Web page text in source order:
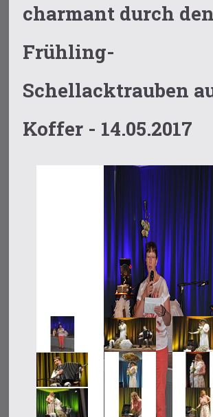
charmant durch den
Frühling-
Schellacktrauben
Koffer - 14.05.2017